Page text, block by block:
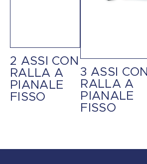
2 ASSI CON
RALLA A
PIANALE
FISSO
3 ASSI CON
RALLA A
PIANALE
FISSO